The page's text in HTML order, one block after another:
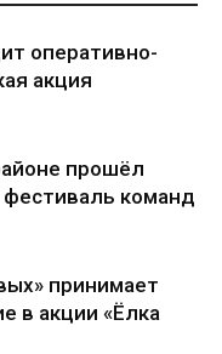
оперативно-
акция
прошёл
команд
принимает
в акции «Ёлка